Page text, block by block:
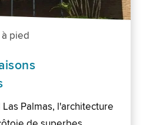
pied
Palmas, l'architecture